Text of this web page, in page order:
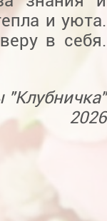
и уюта.
в себя.
"Клубничка"
2026